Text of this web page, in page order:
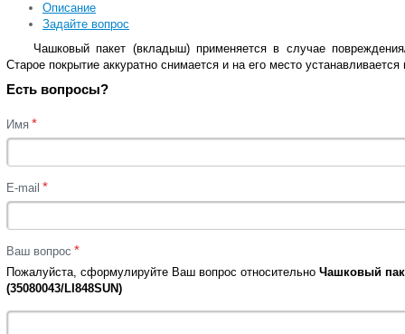
Описание
Задайте вопрос
Чашковый пакет (вкладыш) применяется в случае
Старое покрытие аккуратно снимается и на его место
Есть вопросы?
Имя *
E-mail *
Ваш вопрос *
Пожалуйста, сформулируйте Ваш вопрос относительно Чашковый
(35080043/LI848SUN)